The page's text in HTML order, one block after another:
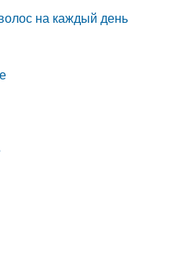
на каждый день